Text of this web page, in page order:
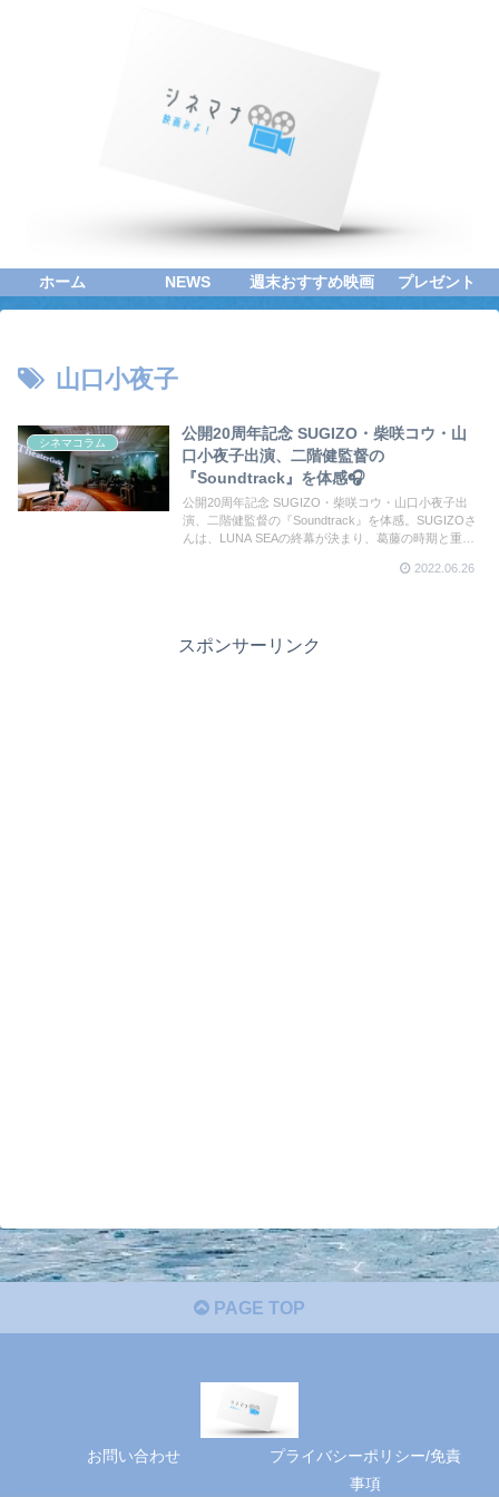
ホーム NEWS 週末おすすめ映画 プレゼント
山口小夜子
シネマコラム
公開20周年記念 SUGIZO・柴咲コウ・山
口小夜子出演、二階健監督の
『Soundtrack』を体感🎧
公開20周年記念 SUGIZO・柴咲コウ・山口小夜子出
演、二階健監督の『Soundtrack』を体感。SUGIZOさ
んは、LUNA SEAの終幕が決まり、葛藤の時期と重な
初々しさ。美しき魔物を演じた山口小夜子さんの妖艶
2022.06.26
スポンサーリンク
PAGE TOP
お問い合わせ
プライバシーポリシー/免責
事項